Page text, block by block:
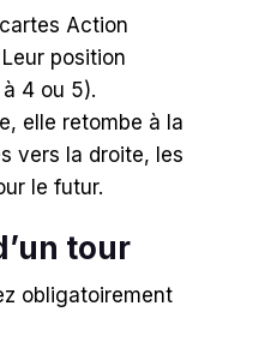
Action
Leur position
à 4 ou 5).
elle retombe à la
vers la droite, les
le futur.
tour
obligatoirement